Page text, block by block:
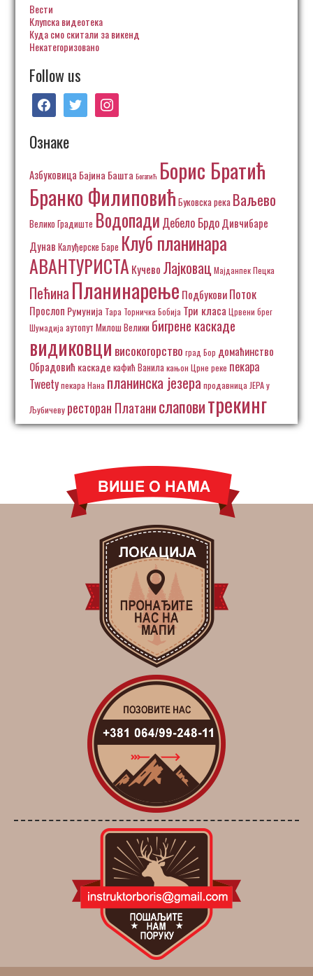
Вести
Клупска видеотека
Куда смо скитали за викенд
Некатегоризовано
Follow us
facebooktwitter instagram
Ознаке
Азбуковица Бајина Башта Богатић Борис Братић
Бранко Филиповић Буковска река Ваљево
Велико Градиште Водопади Дебело БрдоДивчибаре
Дунав Калуђерске Баре Клуб планинара
АВАНТУРИСТА Кучево Лајковац Мајданпек Пецка
Пећина Планинарење ПодбуковиПоток
Прослоп Румунија Тара Торничка Бобија Три класа Црвени брег
Шумадија аутопут Милош Велики бигрене каскаде
видиковци високогорство град Бор домаћинство
Обрадовић каскаде кафић Ванила кањон Црне реке пекара
Tweetyпекара Нана планинска језера продавница ЈЕРА у
Љубичеву ресторан Платанислаповитрекинг